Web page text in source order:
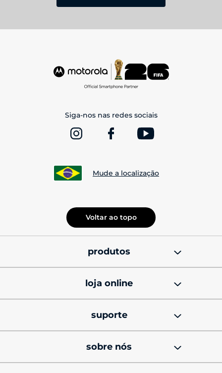
Siga-nos nas redes sociais
Mude a localização
Voltar ao topo
produtos
celulares motorola
signature
celulares motorola razr
loja online
cupons de desconto
black friday
suporte
soluções técnicas e dicas
sobre nós